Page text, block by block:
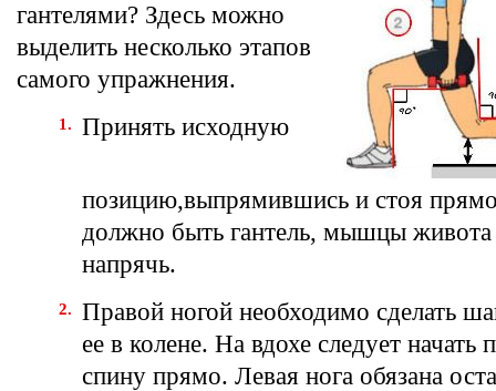
гантелями? Здесь можно
выделить несколько этапов
самого упражнения.
Принять исходную
позицию,выпрямившись и стоя
должно быть гантель, мышцы
напрячь.
Правой ногой необходимо сделать
ее в колене. На вдохе следует начать
спину прямо. Левая нога обязана